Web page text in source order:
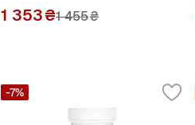
1 353₴1 455₴
-7%